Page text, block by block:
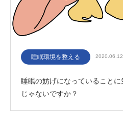
睡眠環境を整える 2020.06.12
睡眠の妨げになっていること
じゃないですか？